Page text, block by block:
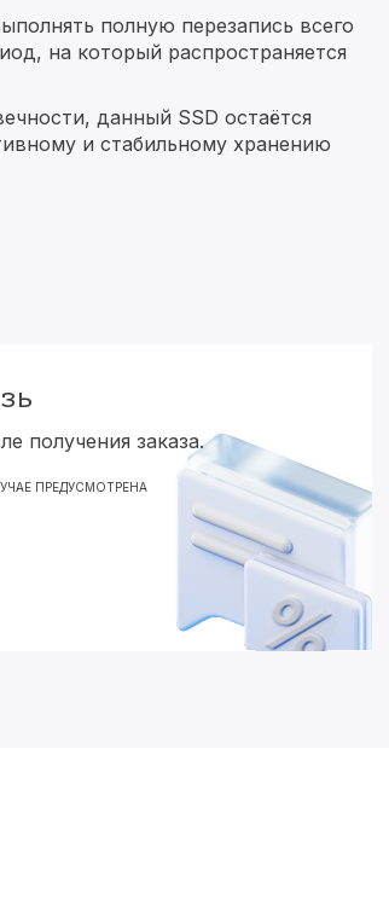
полную перезапись всего
на который распространяется
данный SSD остаётся
и стабильному хранению
получения заказа.
ПРЕДУСМОТРЕНА